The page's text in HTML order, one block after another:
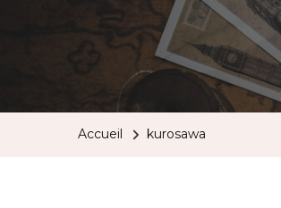
Accueil kurosawa